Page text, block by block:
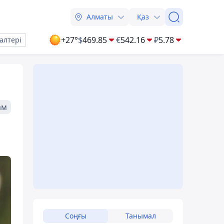
Алматы Қаз
+27°$469.85 €542.16 ₽5.78
Соңғы Танымал